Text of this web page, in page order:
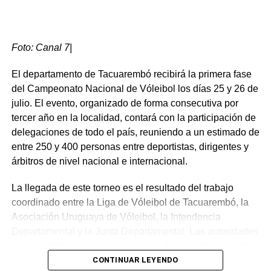
Ante la adversidad, Tacuarembó adelantó sus líneas e
generó buenas insinuaciones con un remate de zurda
que terminó abriéndose. Las oportunidades más claras
para achicar distancias chocaron directamente contra la
enorme figura del arquero visitante Joaquín Silva, quien
se erigió como la gran estrella del partido al ahogar dos
ocasiones clarísimas: primero ante un cabezazo de
Agustín Coito y luego deteniendo a puro reflejo un fuerte
Para colmo de males en el elenco rojo y blanco, a los 45
minutos del segundo tiempo, Agustín Coito cometió una
tarjeta amarilla y la consecuente roja, dejando a
Foto: Canal 7|
El departamento de Tacuarembó recibirá la primera fase
del Campeonato Nacional de Vóleibol los días 25 y 26 de
julio. El evento, organizado de forma consecutiva por
tercer año en la localidad, contará con la participación de
delegaciones de todo el país, reuniendo a un estimado de
entre 250 y 400 personas entre deportistas, dirigentes y
árbitros de nivel nacional e internacional.
La llegada de este torneo es el resultado del trabajo
coordinado entre la Liga de Vóleibol de Tacuarembó, la
Asociación Uruguaya de Vóleibol, la Intendencia
tanto a la gestión de las organizaciones deportivas como
CONTINUAR LEYENDO